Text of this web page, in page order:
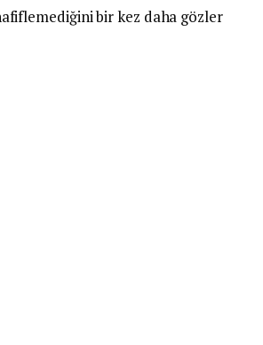
bir kez daha gözler